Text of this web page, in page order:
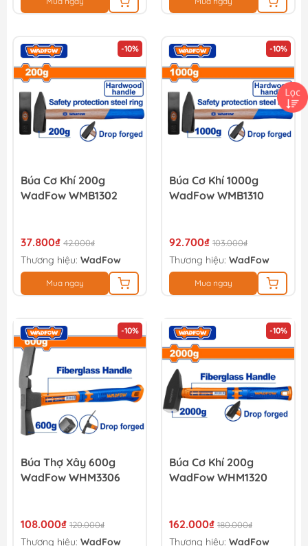
-10%
Búa Cơ Khí 200g
WadFow WMB1302
37.800₫ 42.000₫
Thương hiệu: WadFow
Mua ngay
-10%
Búa Cơ Khí 1000g
WadFow WMB1310
92.700₫ 103.000₫
Thương hiệu: WadFow
Mua ngay
-10%
Búa Thợ Xây 600g
WadFow WHM3306
108.000₫ 120.000₫
Thương hiệu: WadFow
-10%
Búa Cơ Khí 200g
WadFow WHM1320
162.000₫ 180.000₫
Thương hiệu: WadFow